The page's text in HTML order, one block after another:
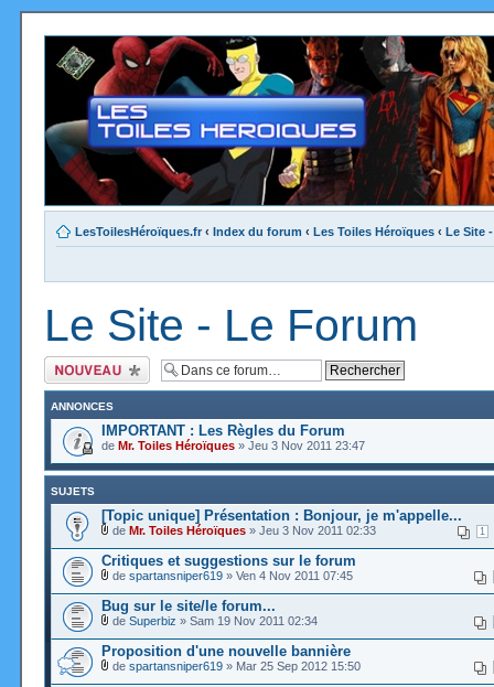
LesToilesHéroïques.fr ‹ Index du forum ‹ Les Toiles Héroïques ‹ Le Site
Le Site - Le Forum
Ecrire un nouveau
sujet
ANNONCES
IMPORTANT : Les Règles du Forum
de Mr. Toiles Héroïques » Jeu 3 Nov 2011 23:47
SUJETS
[Topic unique] Présentation : Bonjour, je m'appelle...
1
de Mr. Toiles Héroïques » Jeu 3 Nov 2011 02:33
Critiques et suggestions sur le forum
de spartansniper619 » Ven 4 Nov 2011 07:45
Bug sur le site/le forum...
de Superbiz » Sam 19 Nov 2011 02:34
Proposition d'une nouvelle bannière
de spartansniper619 » Mar 25 Sep 2012 15:50